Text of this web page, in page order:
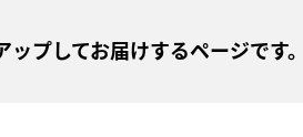
プしてお届けするページです。